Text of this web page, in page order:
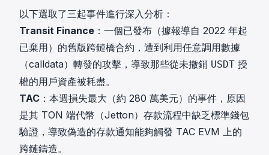
以下選取了三起事件進行深入分析：
Transit Finance ：一個已發布（據報導自 2022 年起
已棄用）的舊版跨鏈橋合約，遭到利用任意調用數據
（calldata）轉發的攻擊，導致那些從未撤銷 USDT 授
權的用戶資產被耗盡。
TAC ：本週損失最大（約 280 萬美元）的事件，原因
是其 TON 端代幣（Jetton）存款流程中缺乏標準錢包
驗證，導致偽造的存款通知能夠觸發 TAC EVM 上的
跨鏈鑄造。